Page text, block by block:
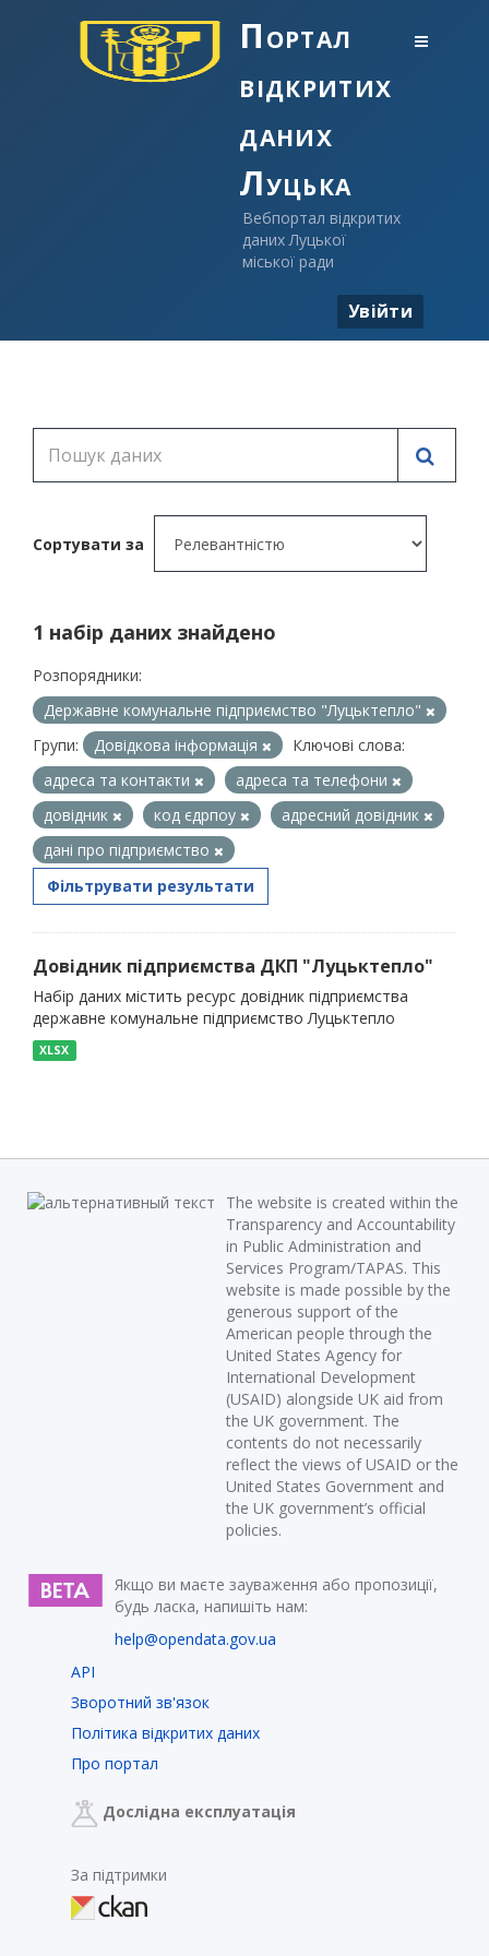
Портал
відкритих
даних
Луцька
Вебпортал відкритих
даних Луцької
міської ради
Увійти
Сортувати за
1 набір даних знайдено
Розпорядники:
Державне комунальне підприємство "Луцьктепло"
Групи:
Довідкова інформація
Ключові слова:
адреса та контакти
адреса та телефони
довідник
код єдрпоу
адресний довідник
дані про підприємство
Фільтрувати результати
Довідник підприємства ДКП "Луцьктепло"
Набір даних містить ресурс довідник підприємства
державне комунальне підприємство Луцьктепло
XLSX
The website is created within the
Transparency and Accountability
in Public Administration and
Services Program/TAPAS. This
website is made possible by the
generous support of the
American people through the
United States Agency for
International Development
(USAID) alongside UK aid from
the UK government. The
contents do not necessarily
reflect the views of USAID or the
United States Government and
the UK government’s official
policies.
Якщо ви маєте зауваження або пропозиції,
будь ласка, напишіть нам:
help@opendata.gov.ua
API
Зворотний зв'язок
Політика відкритих даних
Про портал
Дослідна експлуатація
За підтримки